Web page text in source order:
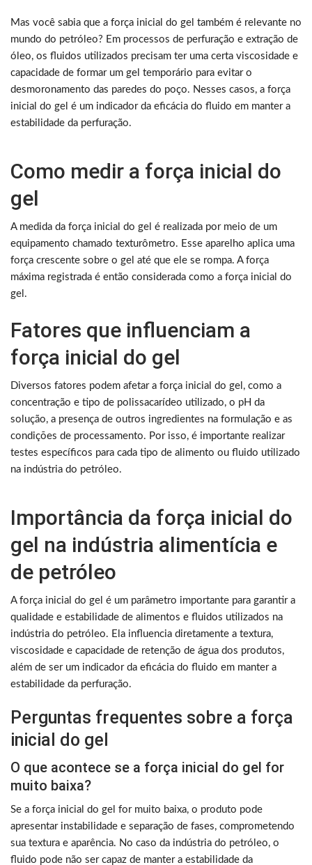
Mas você sabia que a força inicial do gel também é relevante no
mundo do petróleo? Em processos de perfuração e extração de
óleo, os fluidos utilizados precisam ter uma certa viscosidade e
capacidade de formar um gel temporário para evitar o
desmoronamento das paredes do poço. Nesses casos, a força
inicial do gel é um indicador da eficácia do fluido em manter a
estabilidade da perfuração.
Como medir a força inicial do
gel
A medida da força inicial do gel é realizada por meio de um
equipamento chamado texturômetro. Esse aparelho aplica uma
força crescente sobre o gel até que ele se rompa. A força
máxima registrada é então considerada como a força inicial do
gel.
Fatores que influenciam a
força inicial do gel
Diversos fatores podem afetar a força inicial do gel, como a
concentração e tipo de polissacarídeo utilizado, o pH da
solução, a presença de outros ingredientes na formulação e as
condições de processamento. Por isso, é importante realizar
testes específicos para cada tipo de alimento ou fluido utilizado
na indústria do petróleo.
Importância da força inicial do
gel na indústria alimentícia e
de petróleo
A força inicial do gel é um parâmetro importante para garantir a
qualidade e estabilidade de alimentos e fluidos utilizados na
indústria do petróleo. Ela influencia diretamente a textura,
viscosidade e capacidade de retenção de água dos produtos,
além de ser um indicador da eficácia do fluido em manter a
estabilidade da perfuração.
Perguntas frequentes sobre a força
inicial do gel
O que acontece se a força inicial do gel for
muito baixa?
Se a força inicial do gel for muito baixa, o produto pode
apresentar instabilidade e separação de fases, comprometendo
sua textura e aparência. No caso da indústria do petróleo, o
fluido pode não ser capaz de manter a estabilidade da